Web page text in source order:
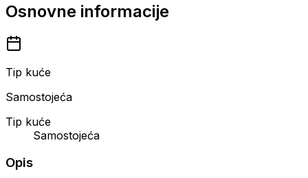
Osnovne informacije
Tip kuće
Samostojeća
Tip kuće
Samostojeća
Opis